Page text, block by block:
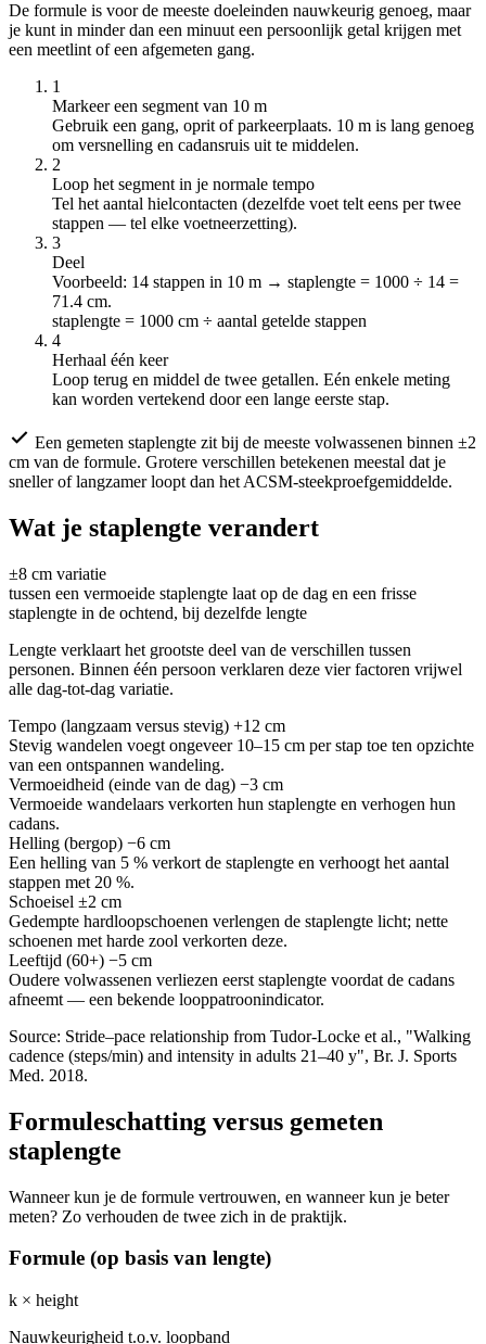
De formule is voor de meeste doeleinden nauwkeurig genoeg, maar
je kunt in minder dan een minuut een persoonlijk getal krijgen met
een meetlint of een afgemeten gang.
1
Markeer een segment van 10 m
Gebruik een gang, oprit of parkeerplaats. 10 m is lang genoeg
om versnelling en cadansruis uit te middelen.
2
Loop het segment in je normale tempo
Tel het aantal hielcontacten (dezelfde voet telt eens per twee
stappen — tel elke voetneerzetting).
3
Deel
Voorbeeld: 14 stappen in 10 m → staplengte = 1000 ÷ 14 =
71.4 cm.
staplengte = 1000 cm ÷ aantal getelde stappen
4
Herhaal één keer
Loop terug en middel de twee getallen. Eén enkele meting
kan worden vertekend door een lange eerste stap.
Een gemeten staplengte zit bij de meeste volwassenen binnen ±2
cm van de formule. Grotere verschillen betekenen meestal dat je
sneller of langzamer loopt dan het ACSM-steekproefgemiddelde.
Wat je staplengte verandert
±8 cm variatie
tussen een vermoeide staplengte laat op de dag en een frisse
staplengte in de ochtend, bij dezelfde lengte
Lengte verklaart het grootste deel van de verschillen tussen
personen. Binnen één persoon verklaren deze vier factoren vrijwel
alle dag-tot-dag variatie.
Tempo (langzaam versus stevig) +12 cm
Stevig wandelen voegt ongeveer 10–15 cm per stap toe ten opzichte
van een ontspannen wandeling.
Vermoeidheid (einde van de dag) −3 cm
Vermoeide wandelaars verkorten hun staplengte en verhogen hun
cadans.
Helling (bergop) −6 cm
Een helling van 5 % verkort de staplengte en verhoogt het aantal
stappen met 20 %.
Schoeisel ±2 cm
Gedempte hardloopschoenen verlengen de staplengte licht; nette
schoenen met harde zool verkorten deze.
Leeftijd (60+) −5 cm
Oudere volwassenen verliezen eerst staplengte voordat de cadans
afneemt — een bekende looppatroonindicator.
Source: Stride–pace relationship from Tudor-Locke et al., "Walking
cadence (steps/min) and intensity in adults 21–40 y", Br. J. Sports
Med. 2018.
Formuleschatting versus gemeten
staplengte
Wanneer kun je de formule vertrouwen, en wanneer kun je beter
meten? Zo verhouden de twee zich in de praktijk.
Formule (op basis van lengte)
k × height
Nauwkeurigheid t.o.v. loopband